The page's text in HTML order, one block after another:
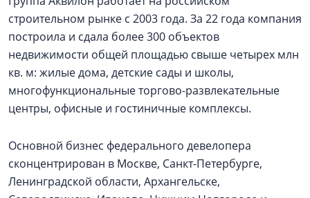
строительном рынке с 2003 года. За 22 года компания
построила и сдала более 300 объектов
недвижимости общей площадью свыше четырех млн
кв. м: жилые дома, детские сады и школы,
многофункциональные торгово-развлекательные
центры, офисные и гостиничные комплексы.
Основной бизнес федерального девелопера
сконцентрирован в Москве, Санкт-Петербурге,
Ленинградской области, Архангельске,